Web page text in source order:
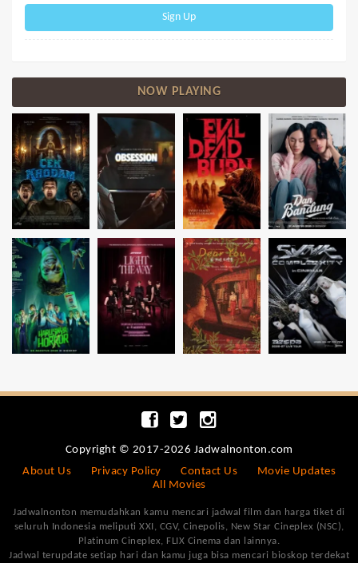
Sign Up
NOW PLAYING
Copyright © 2017-2026 Jadwalnonton.com
About Us
Privacy Policy Contact Us
Movie Updates
All Movies
Jadwalnonton memudahkan kamu mencari jadwal film dan harga tiket di
seluruh Indonesia meliputi XXI, CGV, Cinepolis, New Star Cineplex (NSC),
Platinum Cineplex, FLIX Cinema dan lainnya.
Jadwal terupdate setiap hari dan kamu juga bisa mencari bioskop terdekat